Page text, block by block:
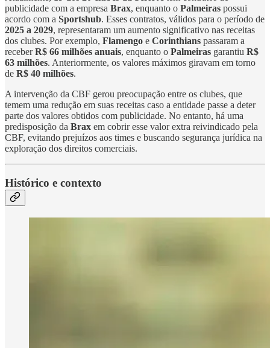
publicidade com a empresa Brax, enquanto o Palmeiras possui
acordo com a Sportshub. Esses contratos, válidos para o período de
2025 a 2029, representaram um aumento significativo nas receitas
dos clubes. Por exemplo, Flamengo e Corinthians passaram a
receberR$ 66 milhões anuais, enquanto o Palmeiras garantiu R$
63 milhões. Anteriormente, os valores máximos giravam em torno
de R$ 40 milhões.
A intervenção da CBF gerou preocupação entre os clubes, que
temem uma redução em suas receitas caso a entidade passe a deter
parte dos valores obtidos com publicidade. No entanto, há uma
predisposição da Brax em cobrir esse valor extra reivindicado pela
CBF, evitando prejuízos aos times e buscando segurança jurídica na
exploração dos direitos comerciais.
Histórico e contexto